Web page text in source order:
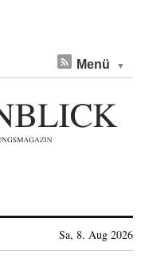
Menü
Sa, 8. Aug 2026